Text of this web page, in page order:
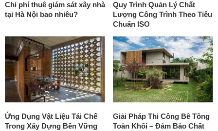
Chi phí thuê giám sát xây nhà
tại Hà Nội bao nhiêu?
Quy Trình Quản Lý Chất
Lượng Công Trình Theo Tiêu
Chuẩn ISO
Ứng Dụng Vật Liệu Tái Chế
Trong Xây Dựng Bền Vững
Giải Pháp Thi Công Bê Tông
Toàn Khối – Đảm Bảo Chất